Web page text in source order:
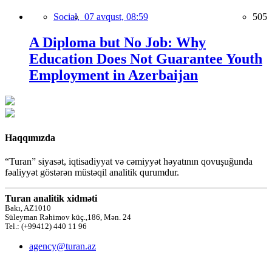
Social, 07 avqust, 08:59 505
A Diploma but No Job: Why
Education Does Not Guarantee Youth
Employment in Azerbaijan
Haqqımızda
“Turan” siyasət, iqtisadiyyat və cəmiyyət həyatının qovuşuğunda
fəaliyyət göstərən müstəqil analitik qurumdur.
Turan analitik xidməti
Bakı, AZ1010
Süleyman Rəhimov küç.,186, Mən. 24
Tel.: (+99412) 440 11 96
agency@turan.az